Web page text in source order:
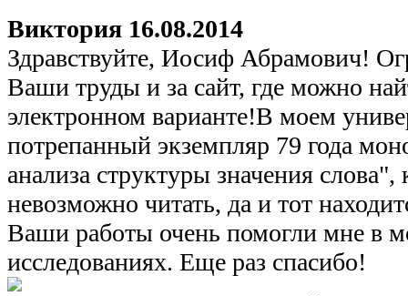
Виктория 16.08.2014
Здравствуйте, Иосиф Абрамович!
Ваши труды и за сайт, где можно
электронном варианте!В моем
потрепанный экземпляр 79 года
анализа структуры значения
невозможно читать, да и тот
Ваши работы очень помогли мне в
исследованиях. Еще раз спасибо!